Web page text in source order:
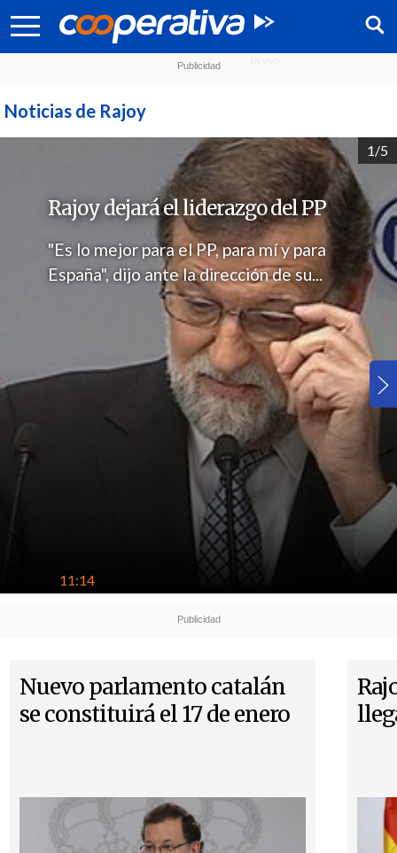
Noticias de Rajoy
1/5
Rajoy dejará el liderazgo del PP
"Es lo mejor para el PP, para mí y para
España", dijo ante la dirección de su...
11:14
Nuevo parlamento catalán
se constituirá el 17 de enero